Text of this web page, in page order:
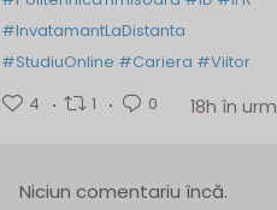
#InvatamantLaDistanta
#StudiuOnline #Cariera #Viitor
4
1 0 18h în
Niciun comentariu încă.